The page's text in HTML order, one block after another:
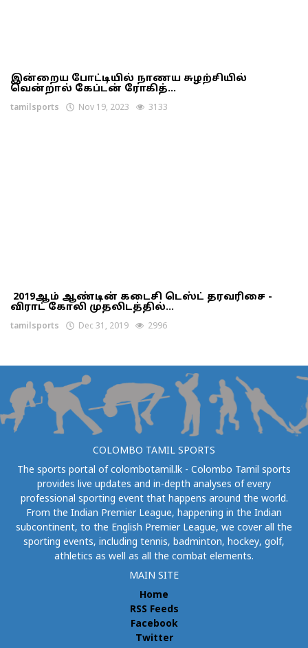
இன்றைய போட்டியில் நாணய சுழற்சியில்
வென்றால் கேப்டன் ரோகித்...
tamilsports Nov 19, 2023 3133
2019ஆம் ஆண்டின் கடைசி டெஸ்ட் தரவரிசை -
விராட் கோலி முதலிடத்தில்...
tamilsports Dec 31, 2019 2996
COLOMBO TAMIL SPORTS
The sports portal of colombotamil.lk - Colombo Tamil sports
provides live updates and in-depth analyses of every
professional sporting event that happens around the world.
From the Indian Premier League, happening in the Indian
subcontinent, to the English Premier League, we cover all the
sporting events, including tennis, badminton, hockey, golf,
athletics as well as all the combat elements.
MAIN SITE
Home
RSS Feeds
Facebook
Twitter